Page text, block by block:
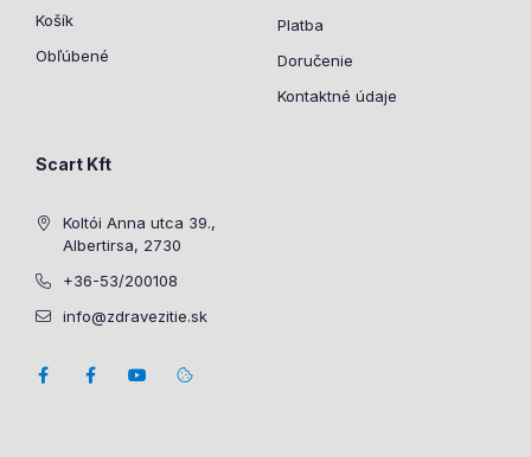
Košík
Obľúbené
Platba
Doručenie
Kontaktné údaje
Scart Kft
Koltói Anna utca 39.,
Albertirsa, 2730
+36-53/200108
info@zdravezitie.sk